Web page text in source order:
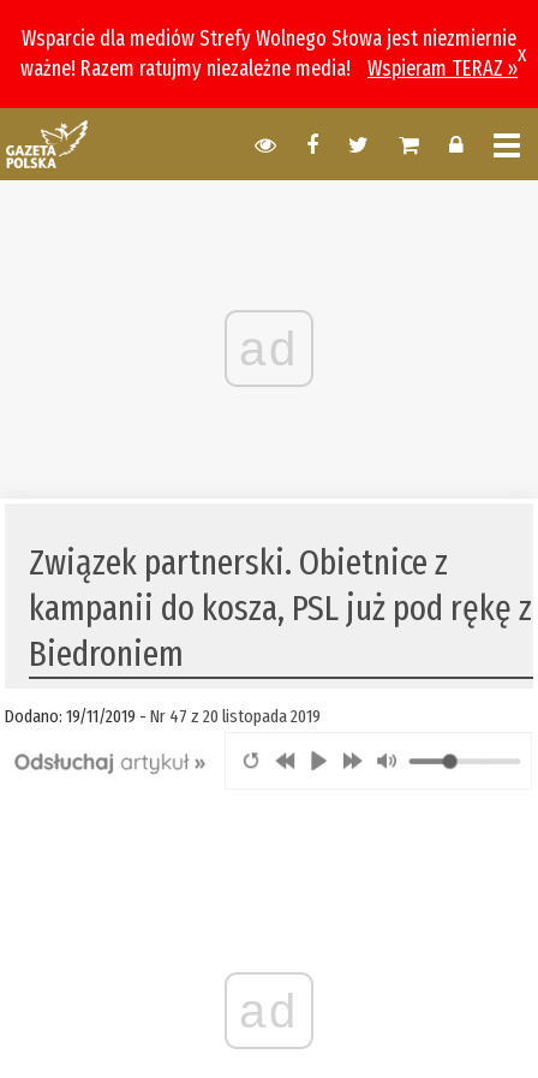
Wsparcie dla mediów Strefy Wolnego Słowa jest niezmiernie
ważne! Razem ratujmy niezależne media!
Wspieram TERAZ »
x
ad
Związek partnerski. Obietnice z
kampanii do kosza, PSL już pod rękę z
Biedroniem
Dodano: 19/11/2019 -Nr 47 z 20 listopada 2019
ad